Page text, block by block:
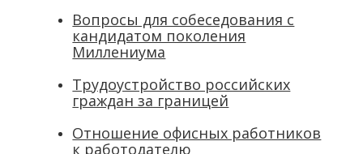
Вопросы для собеседования с
кандидатом поколения
Миллениума
Трудоустройство российских
граждан за границей
Отношение офисных работников
к работодателю